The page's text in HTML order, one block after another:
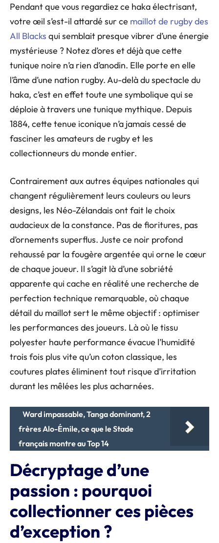
Pendant que vous regardiez ce haka électrisant,
votre œil s’est-il attardé sur ce maillot de rugby des
All Blacks qui semblait presque vibrer d’une énergie
mystérieuse ? Notez d’ores et déjà que cette
tunique noire n’a rien d’anodin. Elle porte en elle
l’âme d’une nation rugby. Au-delà du spectacle du
haka, c’est en effet toute une symbolique qui se
déploie à travers une tunique mythique. Depuis
1884, cette tenue iconique n’a jamais cessé de
fasciner les amateurs de rugby et les
collectionneurs du monde entier.
Contrairement aux autres équipes nationales qui
changent régulièrement leurs couleurs ou leurs
designs, les Néo-Zélandais ont fait le choix
audacieux de la constance. Pas de fioritures, pas
d’ornements superflus. Juste ce noir profond
rehaussé par la fougère argentée qui orne le cœur
de chaque joueur. Il s’agit là d’une sobriété
apparente qui cache en réalité une recherche de
perfection technique remarquable, où chaque
détail du maillot sert le même objectif : optimiser
les performances des joueurs. Là où le tissu
polyester haute performance évacue l’humidité
trois fois plus vite qu’un coton classique, les
coutures plates éliminent tout risque d’irritation
durant les mêlées les plus acharnées.
Ward impassable, Tanga dominant, 2
frères Alo-Émile, ce que le Stade
français montre au Top 14
Décryptage d’une
passion : pourquoi
collectionner ces pièces
d’exception ?